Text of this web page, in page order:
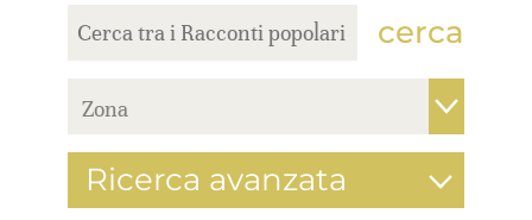
cerca
Ricerca avanzata